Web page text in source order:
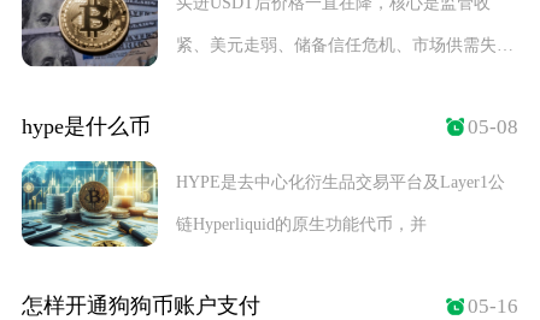
紧、美元走弱、储备信任危机、市场供需失衡
hype是什么币 05-08
HYPE是去中心化衍生品交易平台及Layer1公
链Hyperliquid的原生功能代币，并
怎样开通狗狗币账户支付 05-16